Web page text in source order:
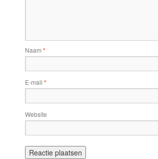
Naam *
E-mail *
Website